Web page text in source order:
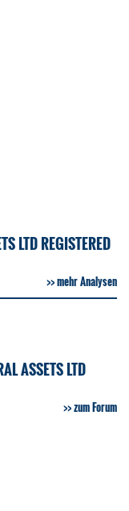
LTD REGISTERED
mehr Analysen
ASSETS LTD
zum Forum